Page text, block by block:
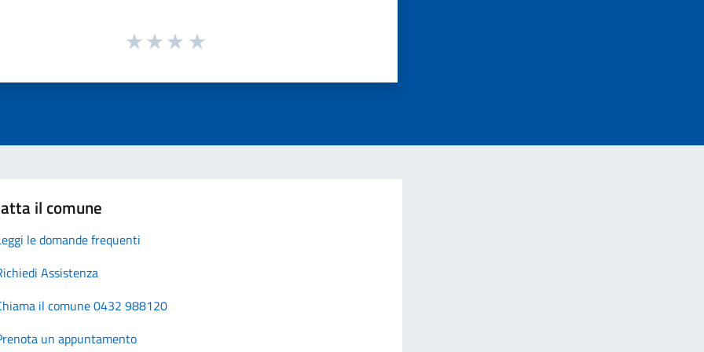
il comune
le domande frequenti
Assistenza
il comune 0432 988120
un appuntamento